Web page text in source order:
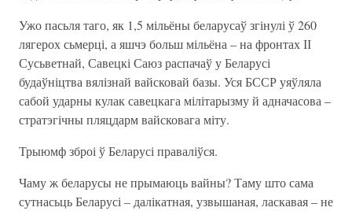
Ужо пасьля таго, як 1,5 мільёны беларусаў згінулі ў 260
лягерох сьмерці, а яшчэ больш мільёна – на фронтах ІІ
Сусьветнай, Савецкі Саюз распачаў у Беларусі
будаўніцтва вялізнай вайсковай базы. Уся БССР уяўляла
сабой ударны кулак савецкага мілітарызму й адначасова –
стратэгічны пляцдарм вайсковага міту.
Трыюмф зброі ў Беларусі праваліўся.
Чаму ж беларусы не прымаюць вайны? Таму што сама
сутнасьць Беларусі – далікатная, узвышаная, ласкавая – не